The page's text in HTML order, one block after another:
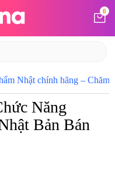
0
Nhật chính hãng – Chăm
Năng
Bản Bán